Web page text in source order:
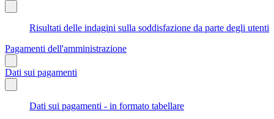
Risultati delle indagini sulla soddisfazione da parte degli utenti
Pagamenti dell'amministrazione
Dati sui pagamenti
Dati sui pagamenti - in formato tabellare